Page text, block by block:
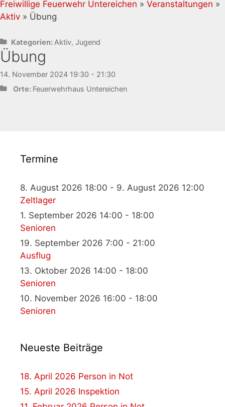
Freiwillige Feuerwehr Untereichen » Veranstaltungen »
Aktiv » Übung
Kategorien: Aktiv, Jugend
Übung
14. November 2024 19:30 - 21:30
Orte: Feuerwehrhaus Untereichen
Termine
8. August 2026 18:00 - 9. August 2026 12:00
Zeltlager
1. September 2026 14:00 - 18:00
Senioren
19. September 2026 7:00 - 21:00
Ausflug
13. Oktober 2026 14:00 - 18:00
Senioren
10. November 2026 16:00 - 18:00
Senioren
Neueste Beiträge
18. April 2026 Person in Not
15. April 2026 Inspektion